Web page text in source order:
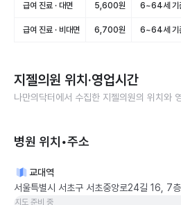
급여 진료 · 대면 5,600원 6~64세 기
급여 진료 · 비대면 6,700원 6~64세 기
지젤의원 위치·영업시간
나만의닥터에서 수집한 지젤의원의 위치와
병원 위치•주소
교대역
서울특별시 서초구 서초중앙로24길 16, 7
지도 준비 중